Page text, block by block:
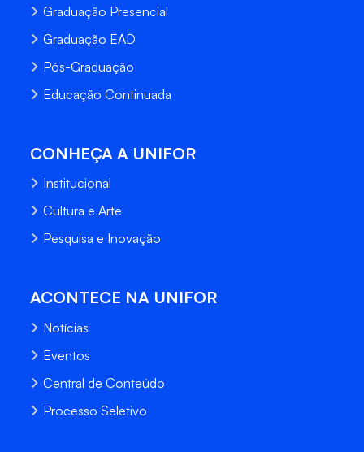
Graduação Presencial
Graduação EAD
Pós-Graduação
Educação Continuada
CONHEÇA A UNIFOR
Institucional
Cultura e Arte
Pesquisa e Inovação
ACONTECE NA UNIFOR
Notícias
Eventos
Central de Conteúdo
Processo Seletivo